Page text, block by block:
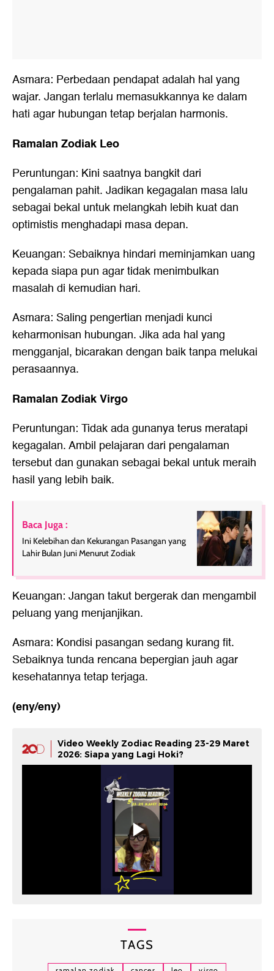
Asmara: Perbedaan pendapat adalah hal yang
wajar. Jangan terlalu memasukkannya ke dalam
hati agar hubungan tetap berjalan harmonis.
Ramalan Zodiak Leo
Peruntungan: Kini saatnya bangkit dari
pengalaman pahit. Jadikan kegagalan masa lalu
sebagai bekal untuk melangkah lebih kuat dan
optimistis menghadapi masa depan.
Keuangan: Sebaiknya hindari meminjamkan uang
kepada siapa pun agar tidak menimbulkan
masalah di kemudian hari.
Asmara: Saling pengertian menjadi kunci
keharmonisan hubungan. Jika ada hal yang
mengganjal, bicarakan dengan baik tanpa melukai
perasaannya.
Ramalan Zodiak Virgo
Peruntungan: Tidak ada gunanya terus meratapi
kegagalan. Ambil pelajaran dari pengalaman
tersebut dan gunakan sebagai bekal untuk meraih
hasil yang lebih baik.
Baca Juga :
Ini Kelebihan dan Kekurangan Pasangan yang
Lahir Bulan Juni Menurut Zodiak
Keuangan: Jangan takut bergerak dan mengambil
peluang yang menjanjikan.
Asmara: Kondisi pasangan sedang kurang fit.
Sebaiknya tunda rencana bepergian jauh agar
kesehatannya tetap terjaga.
(eny/eny)
Video Weekly Zodiac Reading 23-29 Maret
2026: Siapa yang Lagi Hoki?
TAGS